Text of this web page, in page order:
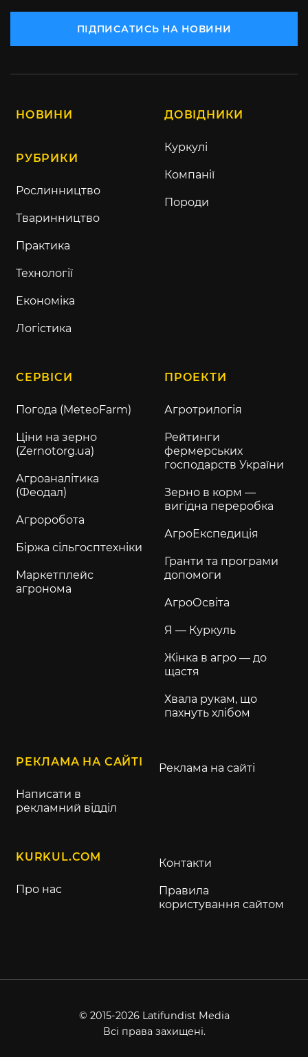
ПІДПИСАТИСЬ НА НОВИНИ
НОВИНИ
РУБРИКИ
Рослинництво
Тваринництво
Практика
Технології
Економіка
Логістика
ДОВІДНИКИ
Куркулі
Компанії
Породи
СЕРВІСИ
Погода (MeteoFarm)
Ціни на зерно
(Zernotorg.ua)
Агроаналітика
(Феодал)
Агроробота
Біржа сільгосптехніки
Маркетплейс
агронома
ПРОЕКТИ
Агротрилогія
Рейтинги
фермерських
господарств України
Зерно в корм —
вигідна переробка
АгроЕкспедиція
Гранти та програми
допомоги
АгроОсвіта
Я — Куркуль
Жінка в агро — до
щастя
Хвала рукам, що
пахнуть хлібом
РЕКЛАМА НА САЙТІ
Написати в
рекламний відділ
Реклама на сайті
KURKUL.COM
Про нас
Контакти
Правила
користування сайтом
© 2015-2026 Latifundist Media
Всі права захищені.